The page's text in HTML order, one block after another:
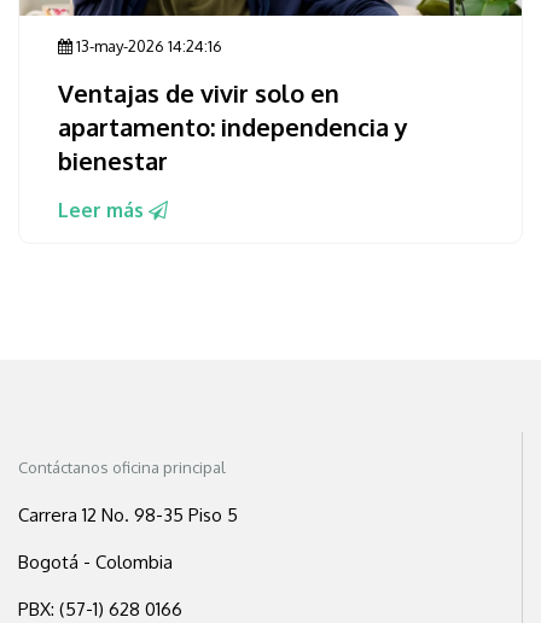
13-may-2026 14:24:16
Ventajas de vivir solo en
apartamento: independencia y
bienestar
Leer más
Contáctanos oficina principal
Carrera 12 No. 98-35 Piso 5
Bogotá - Colombia
PBX: (57-1) 628 0166